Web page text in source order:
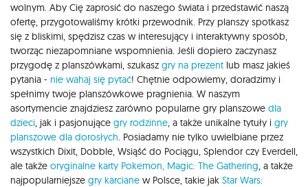
wolnym. Aby Cię zaprosić do naszego świata i przedstawić naszą
ofertę, przygotowaliśmy krótki przewodnik. Przy planszy spotkasz
się z bliskimi, spędzisz czas w interesujący i interaktywny sposób,
tworząc niezapomniane wspomnienia. Jeśli dopiero zaczynasz
przygodę z planszówkami, szukasz gry na prezent lub masz jakieś
pytania - nie wahaj się pytać! Chętnie odpowiemy, doradzimy i
spełnimy twoje planszówkowe pragnienia. W naszym
asortymencie znajdziesz zarówno popularne gry planszowe dla
dzieci , jak i pasjonujące gry rodzinne , a także unikalne tytuły i gry
planszowe dla dorosłych . Posiadamy nie tylko uwielbiane przez
wszystkich Dixit, Dobble, Wsiąść do Pociągu, Splendor czy Everdell,
ale także oryginalne karty Pokemon, Magic: The Gathering , a także
najpopularniejsze gry karciane w Polsce, takie jak Star Wars: